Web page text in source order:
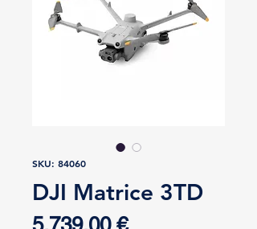
SKU: 84060
DJI Matrice 3TD
Τιμή